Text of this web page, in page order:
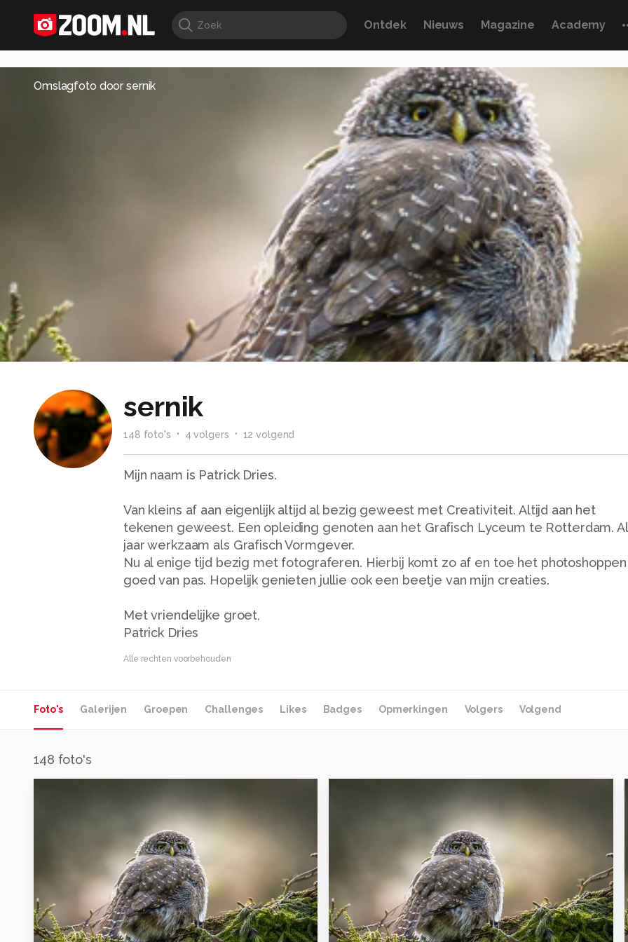
Ontdek Nieuws Magazine Academy
Omslagfoto doorsernik
sernik
148 foto's 4 volgers 12 volgend
Mijn naam is Patrick Dries.
Van kleins af aan eigenlijk altijd al bezig geweest met Creativiteit. Altijd aan het
tekenen geweest. Een opleiding genoten aan het Grafisch Lyceum te Rotterdam.
jaar werkzaam als Grafisch Vormgever.
Nu al enige tijd bezig met fotograferen. Hierbij komt zo af en toe het photoshoppen
goed van pas. Hopelijk genieten jullie ook een beetje van mijn creaties.
Met vriendelijke groet,
Patrick Dries
Alle rechten voorbehouden
Foto's Galerijen Groepen Challenges Likes Badges Opmerkingen Volgers Volgend
148 foto's